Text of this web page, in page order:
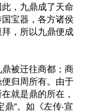
，九鼎成了天命
宝器，各方诸侯
，所以九鼎便成
被迁往商都；商
归周所有。由于
就是鼎的所在，
”。如《左传‧宣